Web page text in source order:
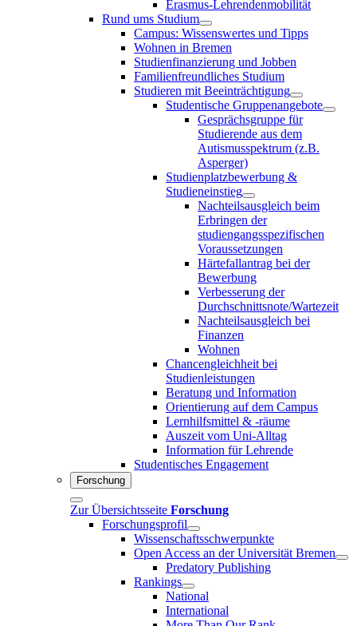
Erasmus-Lehrendenmobilität
Rund ums Studium
Campus: Wissenswertes und Tipps
Wohnen in Bremen
Studienfinanzierung und Jobben
Familienfreundliches Studium
Studieren mit Beeinträchtigung
Studentische Gruppenangebote
Gesprächsgruppe für
Studierende aus dem
Autismusspektrum (z.B.
Asperger)
Studienplatzbewerbung &
Studieneinstieg
Nachteilsausgleich beim
Erbringen der
studiengangsspezifischen
Voraussetzungen
Härtefallantrag bei der
Bewerbung
Verbesserung der
Durchschnittsnote/Wartezeit
Nachteilsausgleich bei
Finanzen
Wohnen
Chancengleichheit bei
Studienleistungen
Beratung und Information
Orientierung auf dem Campus
Lernhilfsmittel & -räume
Auszeit vom Uni-Alltag
Information für Lehrende
Studentisches Engagement
Forschung
Zur Übersichtsseite Forschung
Forschungsprofil
Wissenschaftsschwerpunkte
Open Access an der Universität Bremen
Predatory Publishing
Rankings
National
International